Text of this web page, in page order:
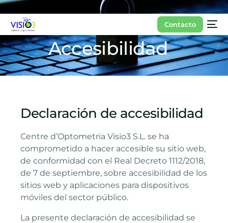
Contacto
Accesibilidad
Declaración de accesibilidad
Centre d’Optometria Visio3 S.L. se ha
comprometido a hacer accesible su sitio web,
de conformidad con el Real Decreto 1112/2018,
de 7 de septiembre, sobre accesibilidad de los
sitios web y aplicaciones para dispositivos
móviles del sector público.
La presente declaración de accesibilidad se